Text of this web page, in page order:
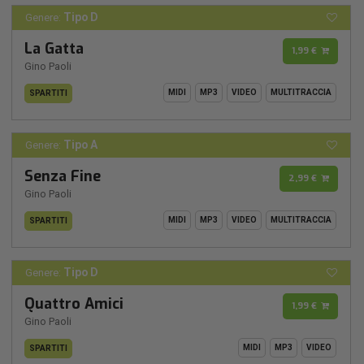
Genere: Tipo D
La Gatta
Gino Paoli
1,99 €
SPARTITI MIDI MP3 VIDEO MULTITRACCIA
Genere: Tipo A
Senza Fine
Gino Paoli
2,99 €
SPARTITI MIDI MP3 VIDEO MULTITRACCIA
Genere: Tipo D
Quattro Amici
Gino Paoli
1,99 €
SPARTITI MIDI MP3 VIDEO